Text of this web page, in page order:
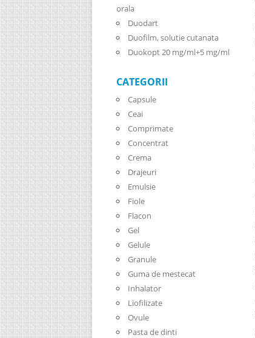
orala
Duodart
Duofilm, solutie cutanata
Duokopt 20 mg/ml+5 mg/ml
CATEGORII
Capsule
Ceai
Comprimate
Concentrat
Crema
Drajeuri
Emulsie
Fiole
Flacon
Gel
Gelule
Granule
Guma de mestecat
Inhalator
Liofilizate
Ovule
Pasta de dinti